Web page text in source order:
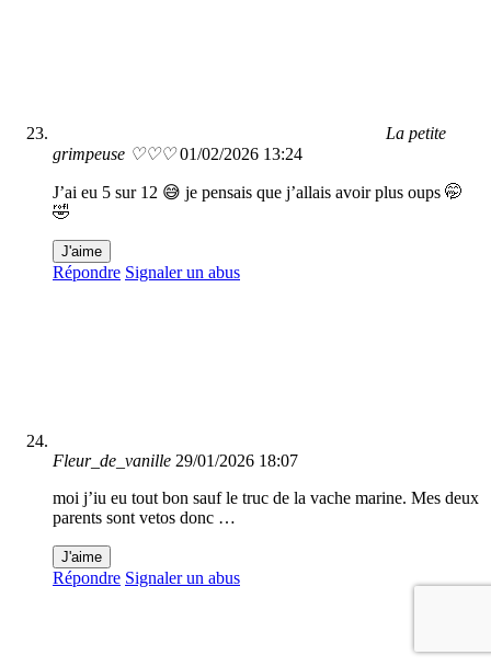
La petite
grimpeuse ♡♡♡ 01/02/2026 13:24
J’ai eu 5 sur 12 😅 je pensais que j’allais avoir plus oups 🤭
🤣
J'aime
Répondre Signaler un abus
Fleur_de_vanille 29/01/2026 18:07
moi j’iu eu tout bon sauf le truc de la vache marine. Mes deux
parents sont vetos donc …
J'aime
Répondre Signaler un abus